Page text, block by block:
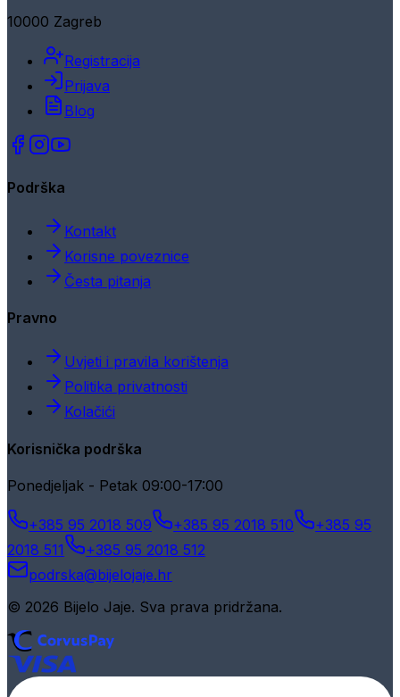
10000 Zagreb
Registracija
Prijava
Blog
Podrška
Kontakt
Korisne poveznice
Česta pitanja
Pravno
Uvjeti i pravila korištenja
Politika privatnosti
Kolačići
Korisnička podrška
Ponedjeljak - Petak 09:00-17:00
+385 95 2018 509 +385 95 2018 510
+385 95
2018 511
+385 95 2018 512
podrska@bijelojaje.hr
© 2026 Bijelo Jaje. Sva prava pridržana.